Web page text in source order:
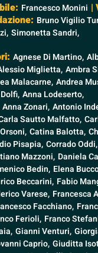
Francesco Monini |
Bruno Vigilio
Simonetta Sandri,
Agnese Di Martino,
Miglietta, Ambra
Malacarne, Andrea
Anna Lodeserto,
Anna Zonari, Antonio
Sautto Malfatto,
Catina Balotta,
Pisapia, Corrado Oddi,
Mazzoni, Daniela
Bedin, Elena
Beccarini, Fabio
Varese, Francesca
Facchiano,
Ferioli, Franco
Gianni Venturi,
Caprio, Giuditta